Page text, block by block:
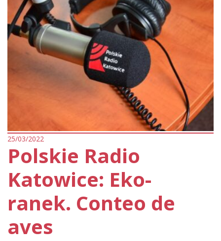
25/03/2022
Polskie Radio
Katowice: Eko-
ranek. Conteo de
aves